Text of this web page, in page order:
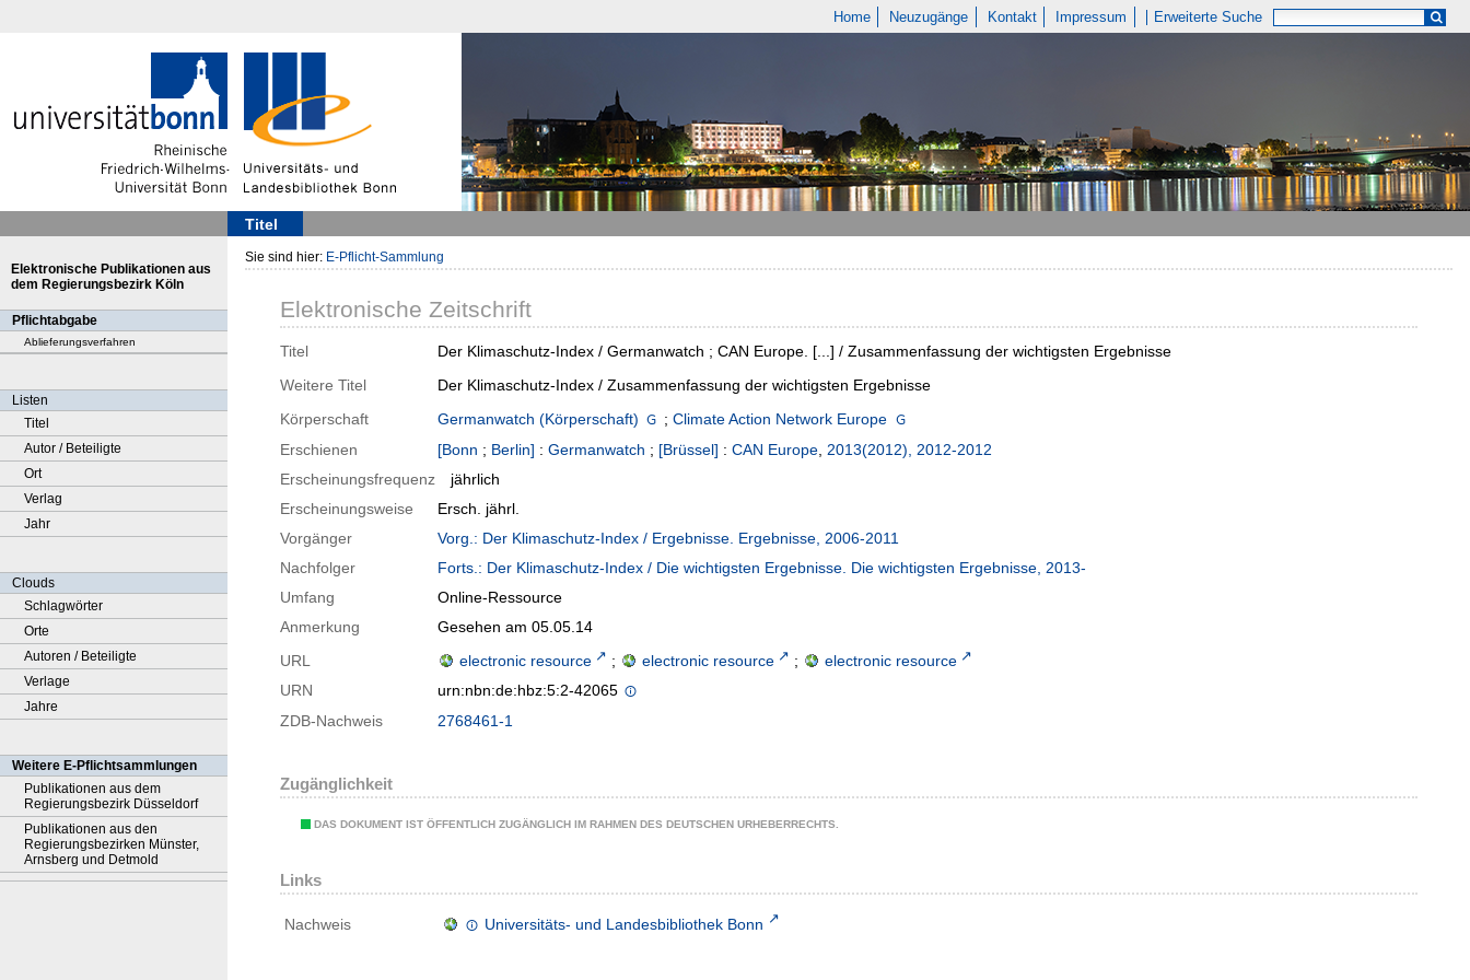
Home Neuzugänge Kontakt Impressum Erweiterte Suche
Titel
Elektronische Publikationen aus
dem Regierungsbezirk Köln
Pflichtabgabe
Ablieferungsverfahren
Listen
Titel
Autor / Beteiligte
Ort
Verlag
Jahr
Clouds
Schlagwörter
Orte
Autoren / Beteiligte
Verlage
Jahre
Weitere E-Pflichtsammlungen
Publikationen aus dem
Regierungsbezirk Düsseldorf
Publikationen aus den
Regierungsbezirken Münster,
Arnsberg und Detmold
Sie sind hier: E-Pflicht-Sammlung
Elektronische Zeitschrift
Titel
Der Klimaschutz-Index / Germanwatch ; CAN Europe. [...] / Zusammenfassung der wichtigsten Ergebnisse
Weitere Titel
Der Klimaschutz-Index / Zusammenfassung der wichtigsten Ergebnisse
Körperschaft
Germanwatch (Körperschaft) ;Climate Action Network Europe
Erschienen
[Bonn ; Berlin] : Germanwatch ; [Brüssel] : CAN Europe, 2013(2012), 2012-2012
Erscheinungsfrequenz
jährlich
Erscheinungsweise
Ersch. jährl.
Vorgänger
Vorg.: Der Klimaschutz-Index / Ergebnisse. Ergebnisse, 2006-2011
Nachfolger
Forts.: Der Klimaschutz-Index / Die wichtigsten Ergebnisse. Die wichtigsten Ergebnisse, 2013-
Umfang
Online-Ressource
Anmerkung
Gesehen am 05.05.14
URL
electronic resource ; electronic resource ;
electronic resource
URN
urn:nbn:de:hbz:5:2-42065
ZDB-Nachweis
2768461-1
Zugänglichkeit
DAS DOKUMENT IST ÖFFENTLICH ZUGÄNGLICH IM RAHMEN DES DEUTSCHEN URHEBERRECHTS.
Links
Nachweis Universitäts- und Landesbibliothek Bonn